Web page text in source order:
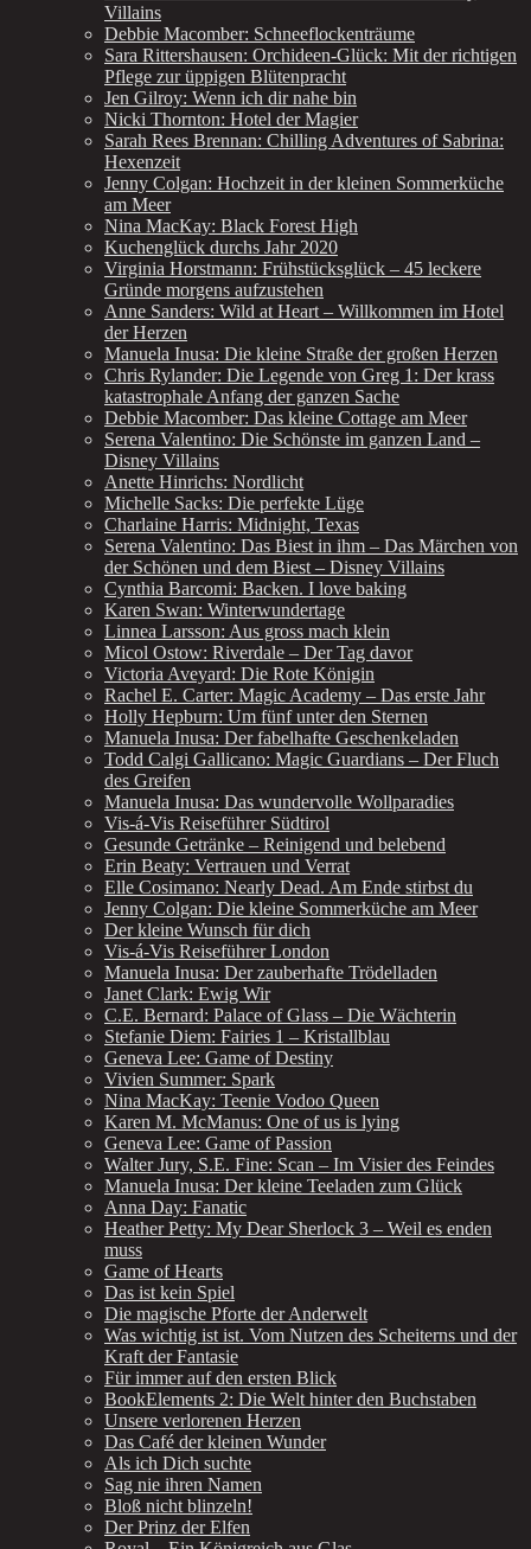
Villains
Debbie Macomber: Schneeflockenträume
Sara Rittershausen: Orchideen-Glück: Mit der richtigen
Pflege zur üppigen Blütenpracht
Jen Gilroy: Wenn ich dir nahe bin
Nicki Thornton: Hotel der Magier
Sarah Rees Brennan: Chilling Adventures of Sabrina:
Hexenzeit
Jenny Colgan: Hochzeit in der kleinen Sommerküche
am Meer
Nina MacKay: Black Forest High
Kuchenglück durchs Jahr 2020
Virginia Horstmann: Frühstücksglück – 45 leckere
Gründe morgens aufzustehen
Anne Sanders: Wild at Heart – Willkommen im Hotel
der Herzen
Manuela Inusa: Die kleine Straße der großen Herzen
Chris Rylander: Die Legende von Greg 1: Der krass
katastrophale Anfang der ganzen Sache
Debbie Macomber: Das kleine Cottage am Meer
Serena Valentino: Die Schönste im ganzen Land –
Disney Villains
Anette Hinrichs: Nordlicht
Michelle Sacks: Die perfekte Lüge
Charlaine Harris: Midnight, Texas
Serena Valentino: Das Biest in ihm – Das Märchen von
der Schönen und dem Biest – Disney Villains
Cynthia Barcomi: Backen. I love baking
Karen Swan: Winterwundertage
Linnea Larsson: Aus gross mach klein
Micol Ostow: Riverdale – Der Tag davor
Victoria Aveyard: Die Rote Königin
Rachel E. Carter: Magic Academy – Das erste Jahr
Holly Hepburn: Um fünf unter den Sternen
Manuela Inusa: Der fabelhafte Geschenkeladen
Todd Calgi Gallicano: Magic Guardians – Der Fluch
des Greifen
Manuela Inusa: Das wundervolle Wollparadies
Vis-á-Vis Reiseführer Südtirol
Gesunde Getränke – Reinigend und belebend
Erin Beaty: Vertrauen und Verrat
Elle Cosimano: Nearly Dead. Am Ende stirbst du
Jenny Colgan: Die kleine Sommerküche am Meer
Der kleine Wunsch für dich
Vis-á-Vis Reiseführer London
Manuela Inusa: Der zauberhafte Trödelladen
Janet Clark: Ewig Wir
C.E. Bernard: Palace of Glass – Die Wächterin
Stefanie Diem: Fairies 1 – Kristallblau
Geneva Lee: Game of Destiny
Vivien Summer: Spark
Nina MacKay: Teenie Vodoo Queen
Karen M. McManus: One of us is lying
Geneva Lee: Game of Passion
Walter Jury, S.E. Fine: Scan – Im Visier des Feindes
Manuela Inusa: Der kleine Teeladen zum Glück
Anna Day: Fanatic
Heather Petty: My Dear Sherlock 3 – Weil es enden
muss
Game of Hearts
Das ist kein Spiel
Die magische Pforte der Anderwelt
Was wichtig ist ist. Vom Nutzen des Scheiterns und der
Kraft der Fantasie
Für immer auf den ersten Blick
BookElements 2: Die Welt hinter den Buchstaben
Unsere verlorenen Herzen
Das Café der kleinen Wunder
Als ich Dich suchte
Sag nie ihren Namen
Bloß nicht blinzeln!
Der Prinz der Elfen